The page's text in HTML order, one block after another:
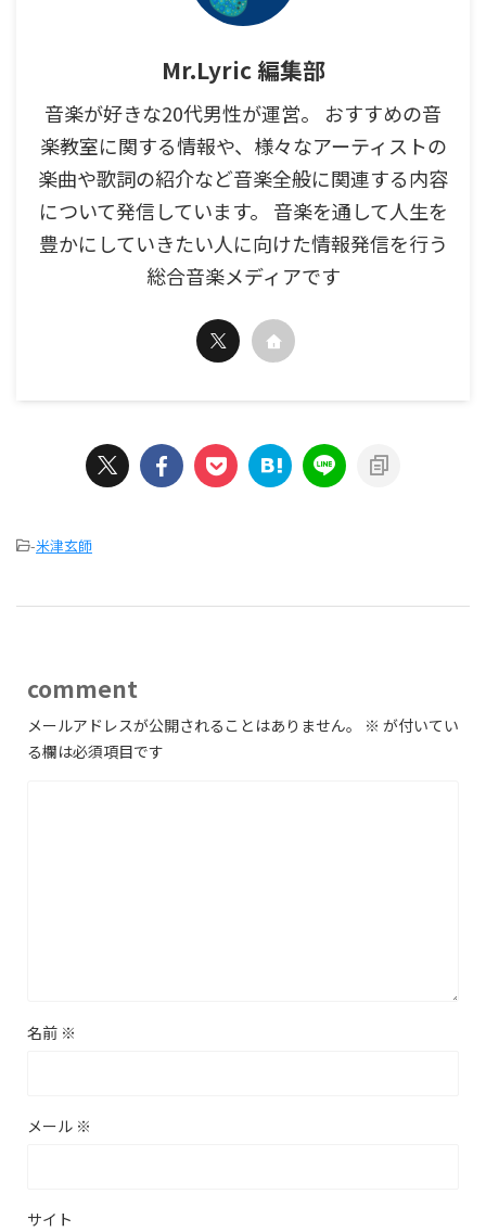
Mr.Lyric 編集部
音楽が好きな20代男性が運営。 おすすめの音
楽教室に関する情報や、様々なアーティストの
楽曲や歌詞の紹介など音楽全般に関連する内容
について発信しています。 音楽を通して人生を
豊かにしていきたい人に向けた情報発信を行う
総合音楽メディアです
-米津玄師
comment
メールアドレスが公開されることはありません。 ※ が付いてい
る欄は必須項目です
名前 ※
メール ※
サイト